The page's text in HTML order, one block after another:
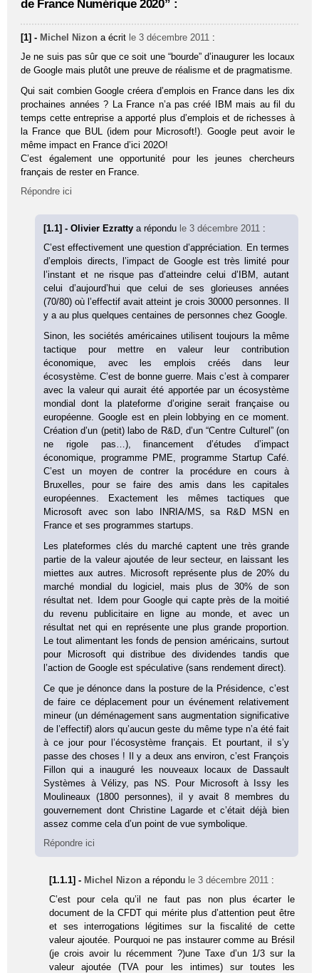
de France Numérique 2020” :
[1] - Michel Nizon a écrit le 3 décembre 2011 :
Je ne suis pas sûr que ce soit une “bourde” d’inaugurer les locaux
de Google mais plutôt une preuve de réalisme et de pragmatisme.
Qui sait combien Google créera d’emplois en France dans les dix
prochaines années ? La France n’a pas créé IBM mais au fil du
temps cette entreprise a apporté plus d’emplois et de richesses à
la France que BUL (idem pour Microsoft!). Google peut avoir le
même impact en France d’ici 202O!
C’est également une opportunité pour les jeunes chercheurs
français de rester en France.
Répondre ici
[1.1] - Olivier Ezrattya répondu le 3 décembre 2011 :
C’est effectivement une question d’appréciation. En termes
d’emplois directs, l’impact de Google est très limité pour
l’instant et ne risque pas d’atteindre celui d’IBM, autant
celui d’aujourd’hui que celui de ses glorieuses années
(70/80) où l’effectif avait atteint je crois 30000 personnes. Il
y a au plus quelques centaines de personnes chez Google.
Sinon, les sociétés américaines utilisent toujours la même
tactique pour mettre en valeur leur contribution
économique, avec les emplois créés dans leur
écosystème. C’est de bonne guerre. Mais c’est à comparer
avec la valeur qui aurait été apportée par un écosystème
mondial dont la plateforme d’origine serait française ou
européenne. Google est en plein lobbying en ce moment.
Création d’un (petit) labo de R&D, d’un “Centre Culturel” (on
ne rigole pas…), financement d’études d’impact
économique, programme PME, programme Startup Café.
C’est un moyen de contrer la procédure en cours à
Bruxelles, pour se faire des amis dans les capitales
européennes. Exactement les mêmes tactiques que
Microsoft avec son labo INRIA/MS, sa R&D MSN en
France et ses programmes startups.
Les plateformes clés du marché captent une très grande
partie de la valeur ajoutée de leur secteur, en laissant les
miettes aux autres. Microsoft représente plus de 20% du
marché mondial du logiciel, mais plus de 30% de son
résultat net. Idem pour Google qui capte près de la moitié
du revenu publicitaire en ligne au monde, et avec un
résultat net qui en représente une plus grande proportion.
Le tout alimentant les fonds de pension américains, surtout
pour Microsoft qui distribue des dividendes tandis que
l’action de Google est spéculative (sans rendement direct).
Ce que je dénonce dans la posture de la Présidence, c’est
de faire ce déplacement pour un événement relativement
mineur (un déménagement sans augmentation significative
de l’effectif) alors qu’aucun geste du même type n’a été fait
à ce jour pour l’écosystème français. Et pourtant, il s’y
passe des choses ! Il y a deux ans environ, c’est François
Fillon qui a inauguré les nouveaux locaux de Dassault
Systèmes à Vélizy, pas NS. Pour Microsoft à Issy les
Moulineaux (1800 personnes), il y avait 8 membres du
gouvernement dont Christine Lagarde et c’était déjà bien
assez comme cela d’un point de vue symbolique.
Répondre ici
[1.1.1] - Michel Nizon a répondu le 3 décembre 2011 :
C’est pour cela qu’il ne faut pas non plus écarter le
document de la CFDT qui mérite plus d’attention peut être
et ses interrogations légitimes sur la fiscalité de cette
valeur ajoutée. Pourquoi ne pas instaurer comme au Brésil
(je crois avoir lu récemment ?)une Taxe d’un 1/3 sur la
valeur ajoutée (TVA pour les intimes) sur toutes les